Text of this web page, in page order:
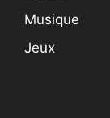
Musique
Jeux